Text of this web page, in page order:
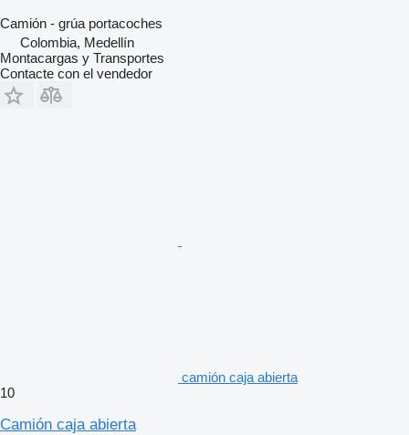
Camión - grúa portacoches
Colombia, Medellín
Montacargas y Transportes
Contacte con el vendedor
camión caja abierta
10
Camión caja abierta